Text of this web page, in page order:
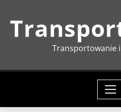
Transportowanie